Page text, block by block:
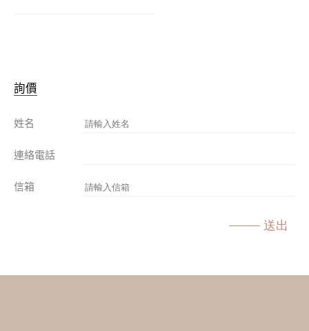
詢價
姓名
連絡電話
信箱
送出